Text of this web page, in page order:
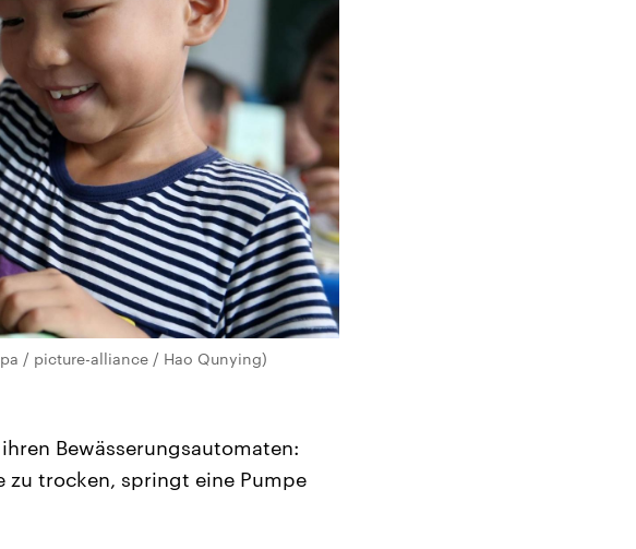
/ picture-alliance / Hao Qunying)
Bewässerungsautomaten:
zu trocken, springt eine Pumpe